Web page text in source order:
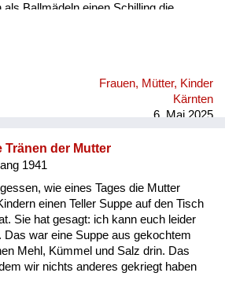
als Ballmädeln einen Schilling die
in Velden. An den Vater haben wir nur
Frauen, Mütter, Kinder
Kärnten
6. Mai 2025
Tränen der Mutter
1941
wie eines Tages die Mutter
einen Teller Suppe auf den Tisch
Sie hat gesagt: ich kann euch leider
Das war eine Suppe aus gekochtem
Mehl, Kümmel und Salz drin. Das
wir nichts anderes gekriegt haben